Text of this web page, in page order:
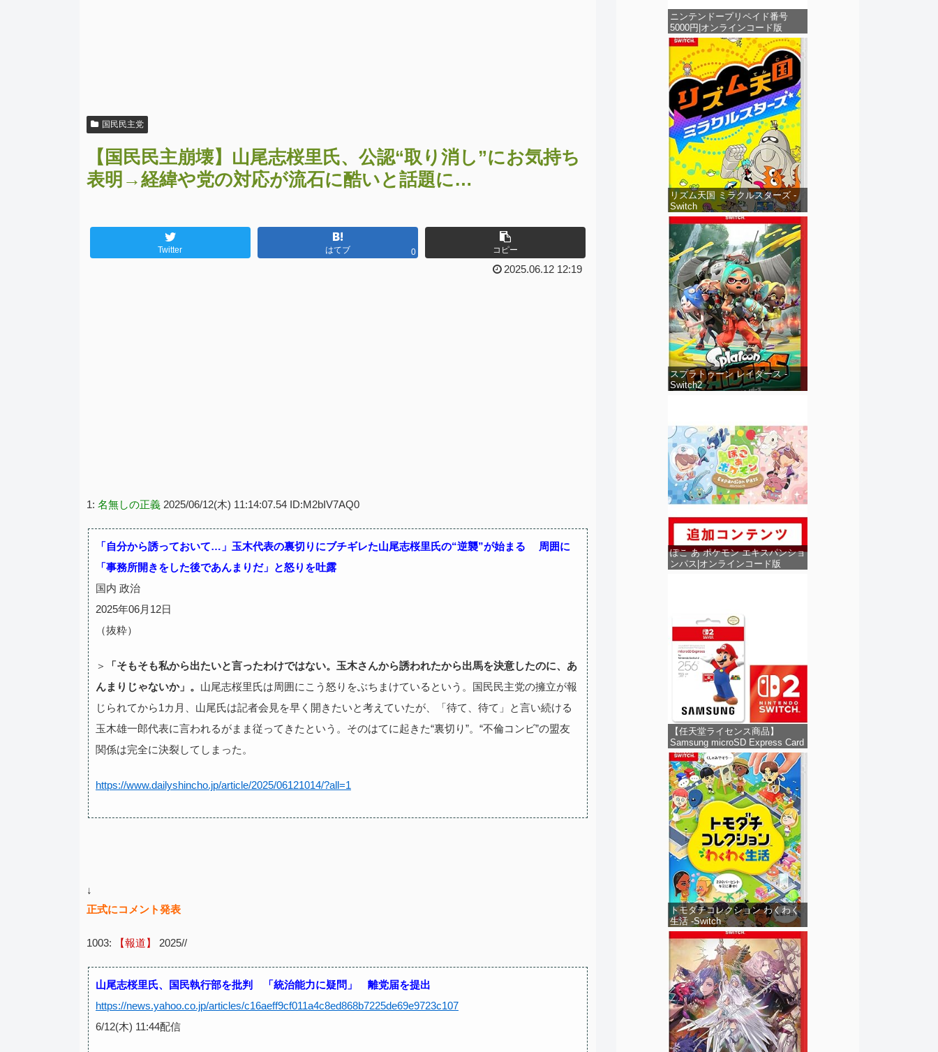
国民民主党
【国民民主崩壊】山尾志桜里氏、公認“取り消し”にお気持ち
表明→経緯や党の対応が流石に酷いと話題に…
Twitter はてブ 0 コピー
2025.06.12 12:19
1: 名無しの正義 2025/06/12(木) 11:14:07.54 ID:M2bIV7AQ0
「自分から誘っておいて…」玉木代表の裏切りにブチギレた山尾志桜里氏の“逆襲”が始まる 周囲に
「事務所開きをした後であんまりだ」と怒りを吐露
国内 政治
2025年06月12日
（抜粋）
＞
「そもそも私から出たいと言ったわけではない。玉木さんから誘われたから出馬を決意したのに、あ
んまりじゃないか」。 山尾志桜里氏は周囲にこう怒りをぶちまけているという。国民民主党の擁立が報
じられてから1カ月、山尾氏は記者会見を早く開きたいと考えていたが、「待て、待て」と言い続ける
玉木雄一郎代表に言われるがまま従ってきたという。そのはてに起きた“裏切り”。“不倫コンビ”の盟友
関係は完全に決裂してしまった。
https://www.dailyshincho.jp/article/2025/06121014/?all=1
↓
正式にコメント発表
1003: 【報道】 2025//
山尾志桜里氏、国民執行部を批判 「統治能力に疑問」 離党届を提出
https://news.yahoo.co.jp/articles/c16aeff9cf011a4c8ed868b7225de69e9723c107
6/12(木) 11:44配信
ニンテンドープリペイド番号
5000円|オンラインコード版
リズム天国 ミラクルスターズ -
Switch
スプラトゥーン レイダース -
Switch2
ぽこ あ ポケモン エキスパンショ
ンパス|オンラインコード版
【任天堂ライセンス商品】
Samsung microSD Express Card
256GB for Nintendo Switch 2(サ
ムスン マイクロSDエクスプレス
カード 256GB) 【Amazon.co.jp
限定特典】Nintendo S
トモダチコレクション わくわく
生活 -Switch